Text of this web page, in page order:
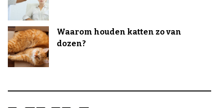
Waarom houden katten zo van
dozen?